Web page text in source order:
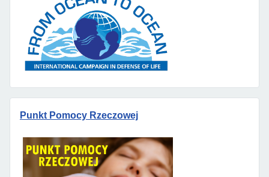
Punkt Pomocy Rzeczowej